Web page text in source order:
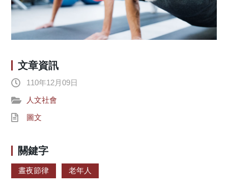
文章資訊
110年12月09日
人文社會
圖文
關鍵字
晝夜節律 老年人